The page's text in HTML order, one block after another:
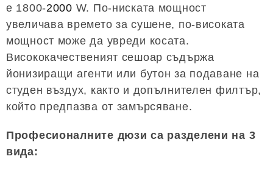
е 1800-2000 W. По-ниската мощност
увеличава времето за сушене, по-високата
мощност може да увреди косата.
Висококачественият сешоар съдържа
йонизиращи агенти или бутон за подаване на
студен въздух, както и допълнителен филтър,
който предпазва от замърсяване.
Професионалните дюзи са разделени на 3
вида: